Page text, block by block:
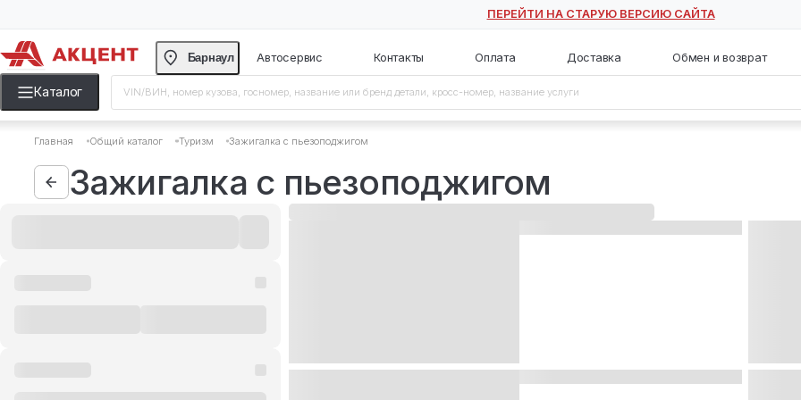
ПЕРЕЙТИ НА СТАРУЮ
Барнаул Автосервис Контакты Оплата Доставка
Каталог
Главная Общий каталог Туризм Зажигалка с пьезоподжигом
Зажигалка с пьезоподжигом